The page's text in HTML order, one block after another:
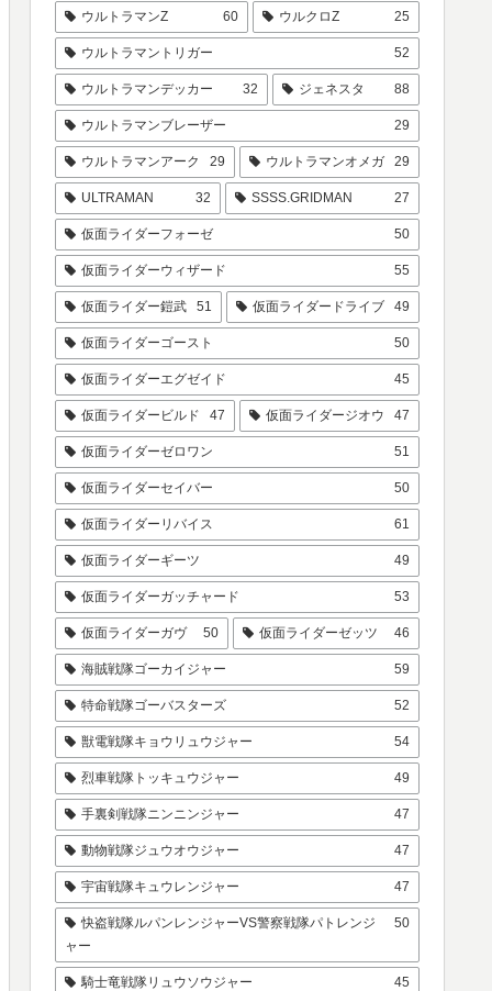
ウルトラマンZ 60 ウルクロZ 25
ウルトラマントリガー 52
ウルトラマンデッカー 32 ジェネスタ 88
ウルトラマンブレーザー 29
ウルトラマンアーク 29 ウルトラマンオメガ 29
ULTRAMAN 32 SSSS.GRIDMAN 27
仮面ライダーフォーゼ 50
仮面ライダーウィザード 55
仮面ライダー鎧武 51 仮面ライダードライブ 49
仮面ライダーゴースト 50
仮面ライダーエグゼイド 45
仮面ライダービルド 47 仮面ライダージオウ 47
仮面ライダーゼロワン 51
仮面ライダーセイバー 50
仮面ライダーリバイス 61
仮面ライダーギーツ 49
仮面ライダーガッチャード 53
仮面ライダーガヴ 50 仮面ライダーゼッツ 46
海賊戦隊ゴーカイジャー 59
特命戦隊ゴーバスターズ 52
獣電戦隊キョウリュウジャー 54
烈車戦隊トッキュウジャー 49
手裏剣戦隊ニンニンジャー 47
動物戦隊ジュウオウジャー 47
宇宙戦隊キュウレンジャー 47
快盗戦隊ルパンレンジャーVS警察戦隊パトレンジ
ャー
50
騎士竜戦隊リュウソウジャー 45